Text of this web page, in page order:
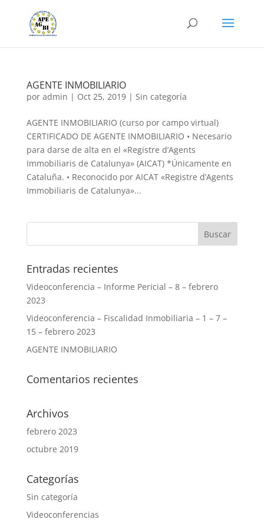
AGENTE INMOBILIARIO
por admin | Oct 25, 2019| Sin categoría
AGENTE INMOBILIARIO (curso por campo virtual)
CERTIFICADO DE AGENTE INMOBILIARIO • Necesario
para darse de alta en el «Registre d’Agents
Immobiliaris de Catalunya» (AICAT) *Únicamente en
Cataluña. • Reconocido por AICAT «Registre d’Agents
Immobiliaris de Catalunya»...
Entradas recientes
Videoconferencia – Informe Pericial – 8 – febrero
2023
Videoconferencia – Fiscalidad Inmobiliaria – 1 – 7 –
15 – febrero 2023
AGENTE INMOBILIARIO
Comentarios recientes
Archivos
febrero 2023
octubre 2019
Categorías
Sin categoría
Videoconferencias